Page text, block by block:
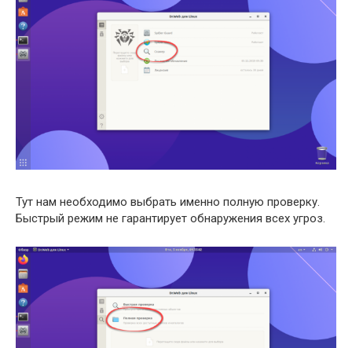
Тут нам необходимо выбрать именно полную проверку.
Быстрый режим не гарантирует обнаружения всех угроз.